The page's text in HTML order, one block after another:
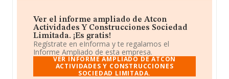
Ver el informe ampliado de Atcon
Actividades Y Construcciones Sociedad
Limitada. ¡Es gratis!
Regístrate en eInforma y te regalamos el
Informe Ampliado de esta empresa.
VER INFORME AMPLIADO DE ATCON
ACTIVIDADES Y CONSTRUCCIONES
SOCIEDAD LIMITADA.